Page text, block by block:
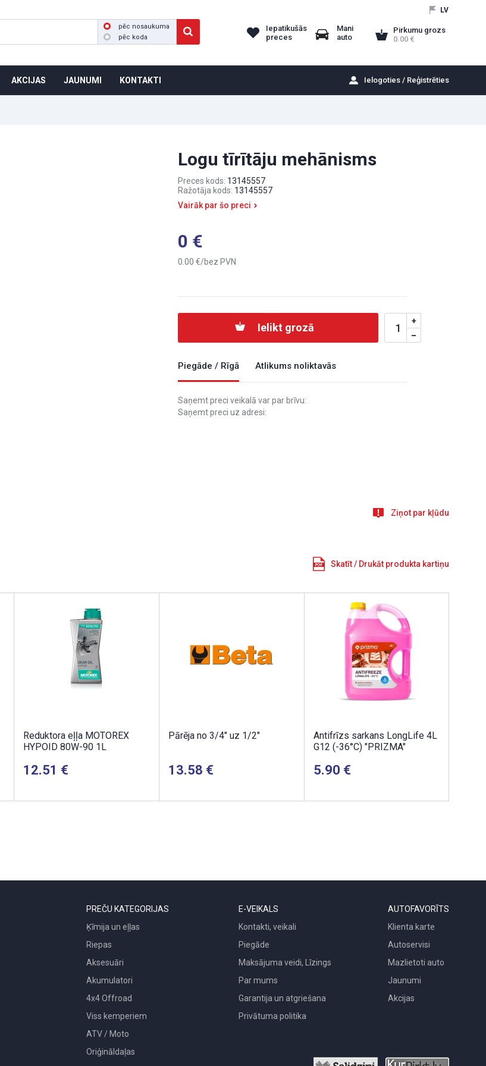
LV
Iepatikušās
preces
Mani
auto
Pirkumu grozs
0.00
pēc nosaukuma
pēc koda
Ielogoties / Reģistrēties
AKCIJAS JAUNUMI KONTAKTI
Logu tīrītāju mehānisms
Preces kods: 13145557
Ražotāja kods: 13145557
Vairāk par šo preci
0
0.00 bez PVN
Ielikt grozā
Piegāde / Rīgā Atlikums noliktavās
Saņemt preci veikalā var par brīvu:
Saņemt preci uz adresi:
Ziņot par kļūdu
Skatīt / Drukāt produkta kartiņu
Reduktora eļļa MOTOREX
HYPOID 80W-90 1L
12.51
Pārēja no 3/4" uz 1/2"
13.58
Antifrīzs sarkans LongLife 4L
G12 (-36°C) "PRIZMA"
5.90
PREČU KATEGORIJAS
Ķīmija un eļļas
Riepas
Aksesuāri
Akumulatori
4x4 Offroad
Viss kemperiem
ATV / Moto
Oriģināldaļas
E-VEIKALS
Kontakti, veikali
Piegāde
Maksājuma veidi, Līzings
Par mums
Garantija un atgriešana
Privātuma politika
AUTOFAVORĪTS
Klienta karte
Autoservisi
Mazlietoti auto
Jaunumi
Akcijas